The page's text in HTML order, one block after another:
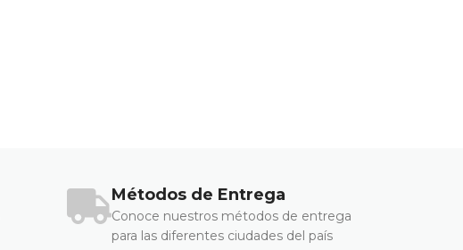
Métodos de Entrega
Conoce nuestros métodos de entrega
para las diferentes ciudades del país